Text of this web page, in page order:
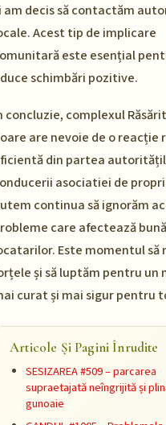
am decis să contactăm
Acest tip de implicare
este esențial
schimbări pozitive.
concluzie, complexul
are nevoie de o reacție
din partea
asociatiei de
continua să ignorăm
care afectează
Este momentul să
și să luptăm pentru un
curat și mai sigur pentru
Articole Și Pagini Înrudite
SESIZAREA #509 – parcarea
supraetajată neîngrijită și
gunoaie